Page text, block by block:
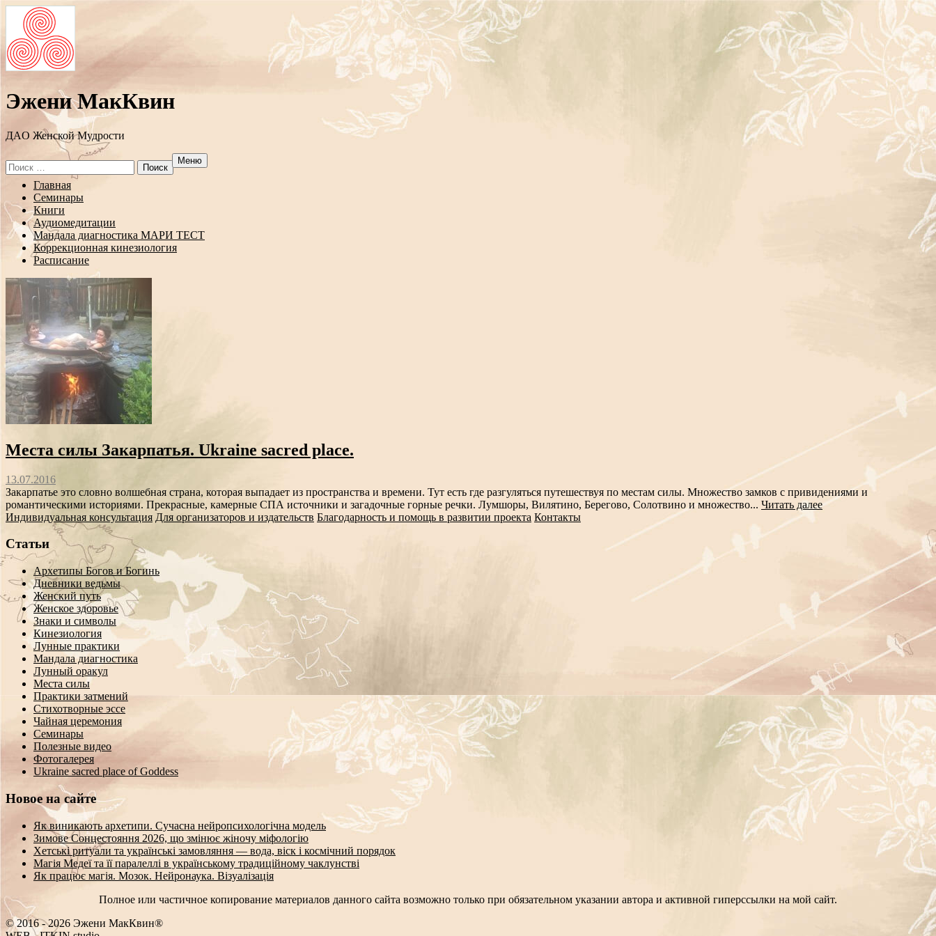
Эжени МакКвин
ДAO Женской Мудрости
Search
for:
Меню
Перейти
содержанию
Главная
Семинары
Книги
Аудиомедитации
Мандала диагностика МАРИ ТЕСТ
Коррекционная кинезиология
Расписание
Места силы Закарпатья. Ukraine sacred place.
13.07.2016
Закарпатье это словно волшебная страна, которая выпадает из пространства и времени. Тут есть где разгуляться путешествуя по местам силы. Множество замков с привидениями и
романтическими историями. Прекрасные, камерные СПА источники и загадочные горные речки. Лумшоры, Вилятино, Берегово, Солотвино и множество... Читать далее
Индивидуальная консультация Для организаторов и издательств Благодарность и помощь в развитии проекта Контакты
Статьи
Архетипы Богов и Богинь
Дневники ведьмы
Женский путь
Женское здоровье
Знаки и символы
Кинезиология
Лунные практики
Мандала диагностика
Лунный оракул
Места силы
Практики затмений
Стихотворные эссе
Чайная церемония
Семинары
Полезные видео
Фотогалерея
Ukraine sacred place of Goddess
Новое на сайте
Як виникають архетипи. Сучасна нейропсихологічна модель
Зимове Сонцестояння 2026, що змінює жіночу міфологію
Хетські ритуали та українські замовляння — вода, віск і космічний порядок
Магія Медеї та її паралеллі в українському традиційному чаклунстві
Як працює магія. Мозок. Нейронаука. Візуалізація
Полное или частичное копирование материалов данного сайта возможно только при обязательном указании автора и активной гиперссылки на мой сайт.
© 2016 - 2026 Эжени МакКвин®